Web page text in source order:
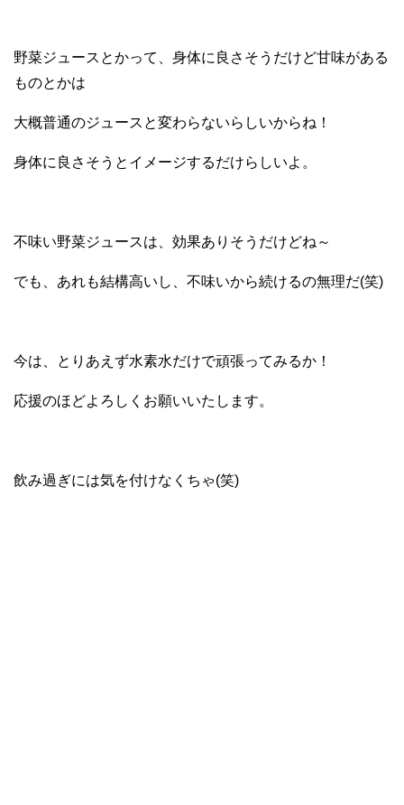
野菜ジュースとかって、身体に良さそうだけど甘味がある
ものとかは
大概普通のジュースと変わらないらしいからね！
身体に良さそうとイメージするだけらしいよ。
不味い野菜ジュースは、効果ありそうだけどね～
でも、あれも結構高いし、不味いから続けるの無理だ(笑)
今は、とりあえず水素水だけで頑張ってみるか！
応援のほどよろしくお願いいたします。
飲み過ぎには気を付けなくちゃ(笑)